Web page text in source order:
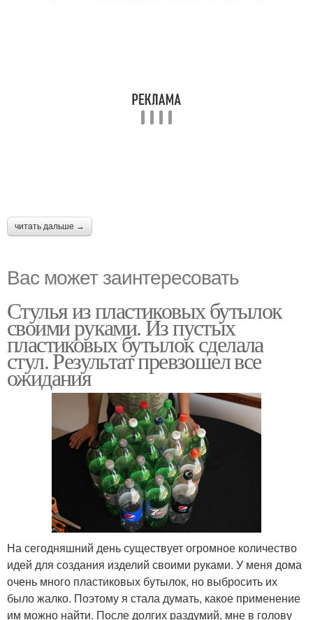
читать дальше →
Вас может заинтересовать
Стулья из пластиковых бутылок
своими руками. Из пустых
пластиковых бутылок сделала
стул. Результат превзошел все
ожидания
На сегодняшний день существует огромное количество
идей для создания изделий своими руками. У меня дома
очень много пластиковых бутылок, но выбросить их
было жалко. Поэтому я стала думать, какое применение
им можно найти. После долгих раздумий, мне в голову